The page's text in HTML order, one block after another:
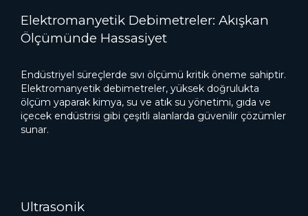
Elektromanyetik Debimetreler: Akışkan
Ölçümünde Hassasiyet
Endüstriyel süreçlerde sıvı ölçümü kritik öneme sahiptir.
Elektromanyetik debimetreler, yüksek doğrulukta
ölçüm yaparak kimya, su ve atık su yönetimi, gıda ve
içecek endüstrisi gibi çeşitli alanlarda güvenilir çözümler
sunar.
Ultrasonik